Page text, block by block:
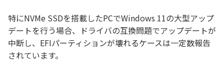
特にNVMe SSDを搭載したPCでWindows 11の大型アップ
デートを行う場合、ドライバの互換問題でアップデートが
中断し、EFIパーティションが壊れるケースは一定数報告
されています。